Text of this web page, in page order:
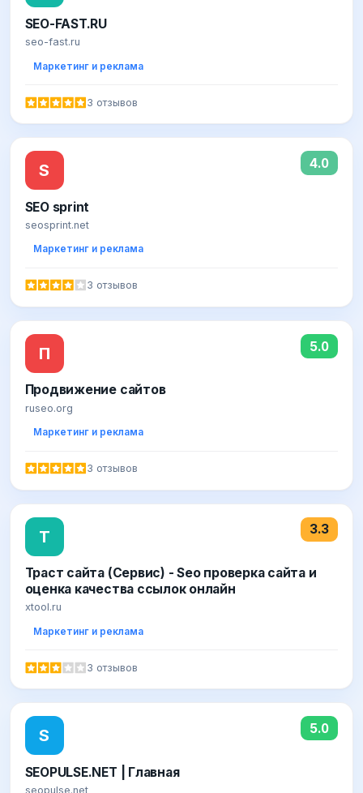
SEO-FAST.RU
seo-fast.ru
Маркетинг и реклама
3 отзывов
S 4.0
SEO sprint
seosprint.net
Маркетинг и реклама
3 отзывов
П 5.0
Продвижение сайтов
ruseo.org
Маркетинг и реклама
3 отзывов
Т 3.3
Траст сайта (Сервис) - Seo проверка сайта и
оценка качества ссылок онлайн
xtool.ru
Маркетинг и реклама
3 отзывов
S 5.0
SEOPULSE.NET | Главная
seopulse.net